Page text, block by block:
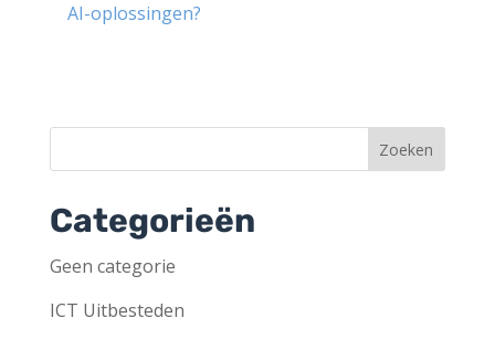
AI-oplossingen?
Categorieën
Geen categorie
ICT Uitbesteden